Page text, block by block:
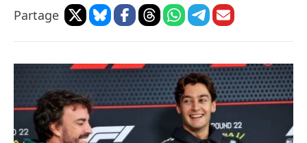
Partage